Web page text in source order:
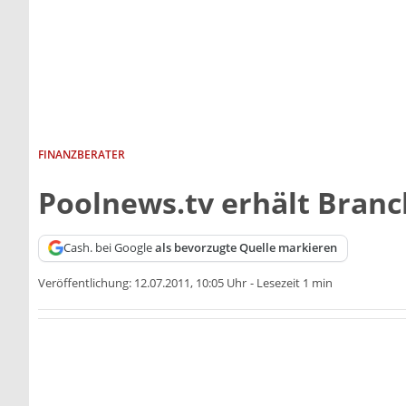
FINANZBERATER
Poolnews.tv erhält
Cash. bei Googleals bevorzugte Quelle markieren
Veröffentlichung: 12.07.2011, 10:05 Uhr - Lesezeit 1 min